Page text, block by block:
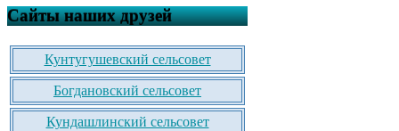
Сайты наших друзей
Кунтугушевский сельсовет
Богдановский сельсовет
Кундашлинский сельсовет